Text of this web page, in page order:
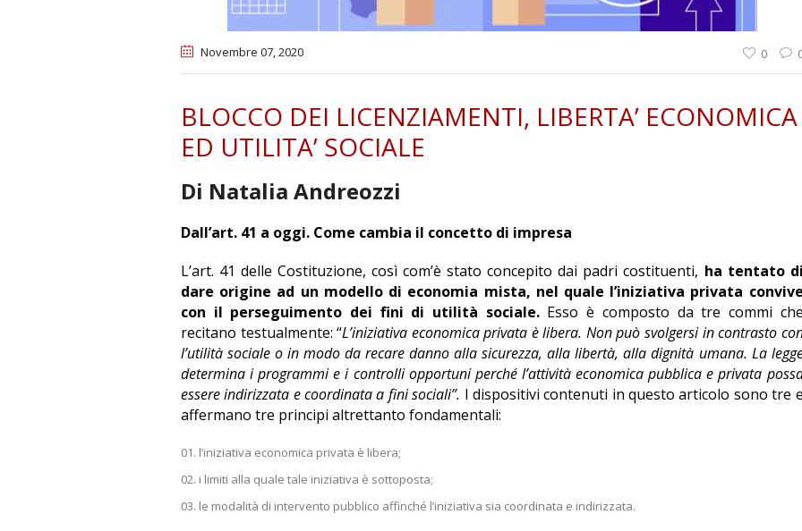
Novembre 07, 2020 0
BLOCCO DEI LICENZIAMENTI, LIBERTA’ ECONOMICA
ED UTILITA’ SOCIALE
Di Natalia Andreozzi
Dall’art. 41 a oggi. Come cambia il concetto di impresa
L’art. 41 delle Costituzione, così com’è stato concepito dai padri costituenti, ha tentato di
dare origine ad un modello di economia mista, nel quale l’iniziativa privata convive
con il perseguimento dei fini di utilità sociale. Esso è composto da tre commi che
recitano testualmente: “L’iniziativa economica privata è libera. Non può svolgersi in contrasto
l’utilità sociale o in modo da recare danno alla sicurezza, alla libertà, alla dignità umana. La
determina i programmi e i controlli opportuni perché l’attività economica pubblica e privata
essere indirizzata e coordinata a fini sociali”. I dispositivi contenuti in questo articolo sono tre e
affermano tre principi altrettanto fondamentali:
l’iniziativa economica privata è libera;
i limiti alla quale tale iniziativa è sottoposta;
le modalità di intervento pubblico affinché l’iniziativa sia coordinata e indirizzata.